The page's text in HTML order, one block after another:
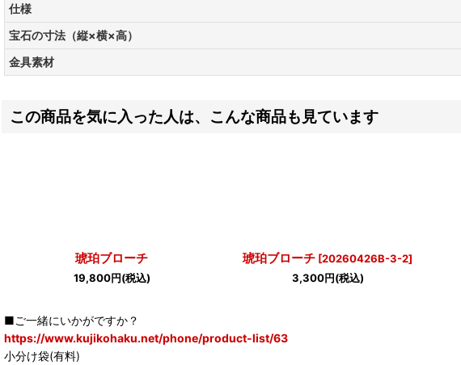
仕様
宝石の寸法（縦×横×高）
金具素材
この商品を気に入った人は、こんな商品も見ています
琥珀ブローチ
19,800円(税込)
琥珀ブローチ [20260426B-3-2]
3,300円(税込)
■ご一緒にいかがですか？
https://www.kujikohaku.net/phone/product-list/63
小分け袋(有料)